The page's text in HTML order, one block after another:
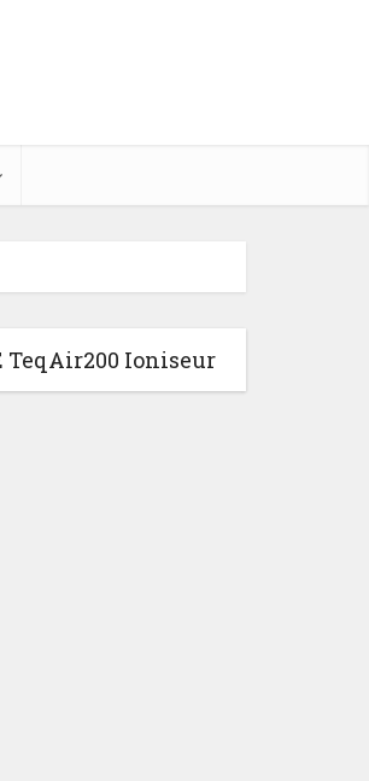
TeqAir200 Ioniseur